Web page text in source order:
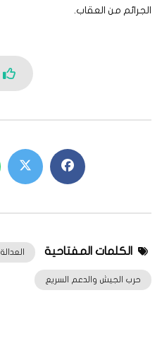
الجرائم من العقاب.
الكلمات المفتاحية العدالة
حرب الجيش والدعم السريع